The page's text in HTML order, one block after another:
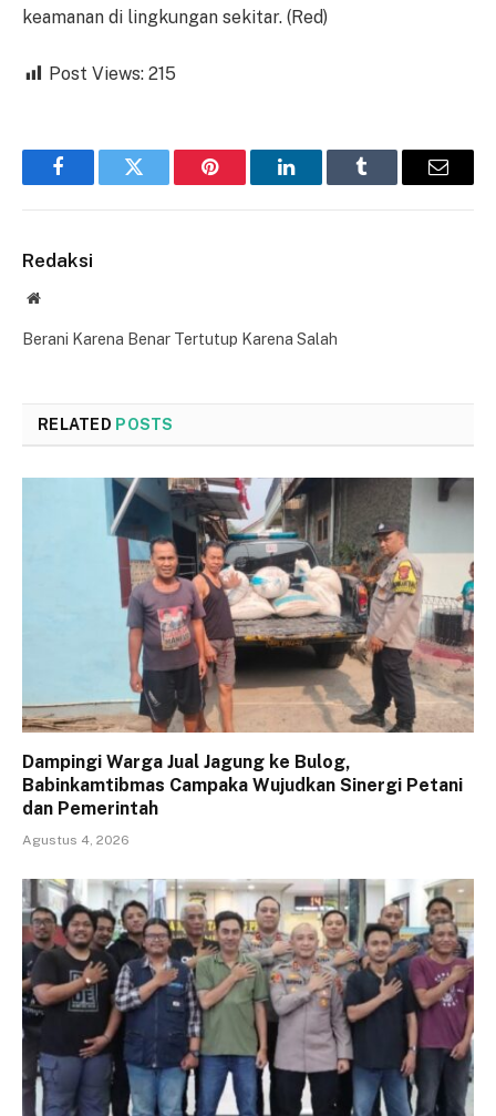
keamanan di lingkungan sekitar. (Red)
Post Views: 215
FacebookTwitter Pinterest LinkedInTumblr Email
Redaksi
Website
Berani Karena Benar Tertutup Karena Salah
RELATED POSTS
Dampingi Warga Jual Jagung ke Bulog,
Babinkamtibmas Campaka Wujudkan Sinergi Petani
dan Pemerintah
Agustus 4, 2026